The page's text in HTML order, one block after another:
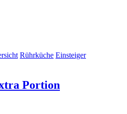
Rührküche Einsteiger
Portion